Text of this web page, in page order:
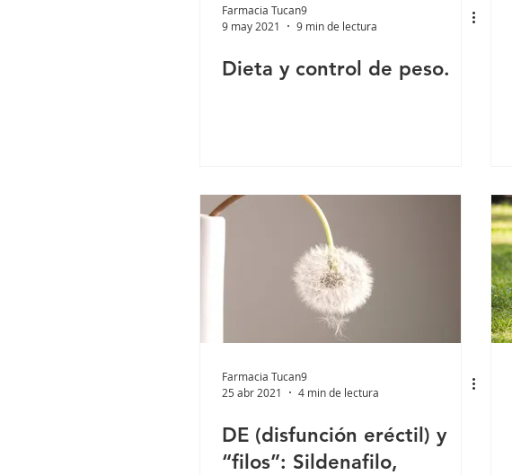
Farmacia Tucan9
9 may 2021
9 min de lectura
Dieta y control de peso.
Farmacia Tucan9
25 abr 2021
4 min de lectura
DE (disfunción eréctil) y
“filos”: Sildenafilo,